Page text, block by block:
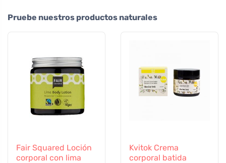
Pruebe nuestros productos naturales
Fair Squared Loción
corporal con lima
Kvitok Crema
corporal batida